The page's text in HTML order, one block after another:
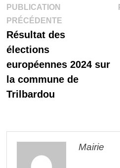
Navigation
de
l’article
PUBLICATION
PRÉCÉDENTE
précédente :
Résultat des
élections
européennes 2024 sur
la commune de
Trilbardou
Mairie